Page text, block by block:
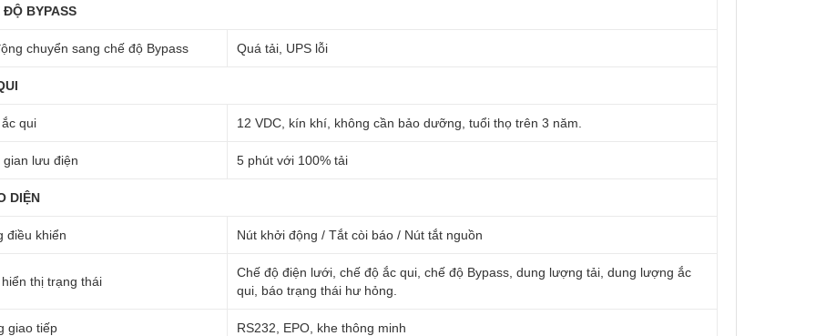
ĐỘ BYPASS
chuyển sang chế độ Bypass Quá tải, UPS lỗi
qui 12 VDC, kín khí, không cần bảo dưỡng, tuổi thọ trên 3 năm.
gian lưu điện 5 phút với 100% tải
DIỆN
điều khiển Nút khởi động / Tắt còi báo / Nút tắt nguồn
hiển thị trạng thái
Chế độ điện lưới, chế độ ắc qui, chế độ Bypass, dung lượng tải, dung lượng ắc
qui, báo trạng thái hư hỏng.
giao tiếp RS232, EPO, khe thông minh